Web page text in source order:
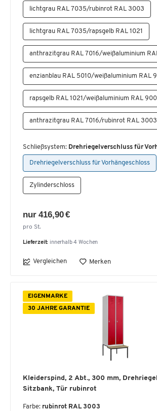
lichtgrau RAL 7035/rubinrot RAL 3003
lichtgrau RAL 7035/rapsgelb RAL 1021
anthrazitgrau RAL 7016/weißaluminium
enzianblau RAL 5010/weißaluminium RAL
rapsgelb RAL 1021/weißaluminium RAL
anthrazitgrau RAL 7016/rubinrot RAL 3003
Schließsystem: Drehriegelverschluss für
Drehriegelverschluss für Vorhängeschloss
Zylinderschloss
nur 416,90 €
pro St.
Lieferzeit: innerhalb 4 Wochen
Vergleichen Merken
EIGENMARKE
30 JAHRE GARANTIE
Kleiderspind, 2 Abt., 300 mm,
Sitzbank, Tür rubinrot
Farbe: rubinrot RAL 3003